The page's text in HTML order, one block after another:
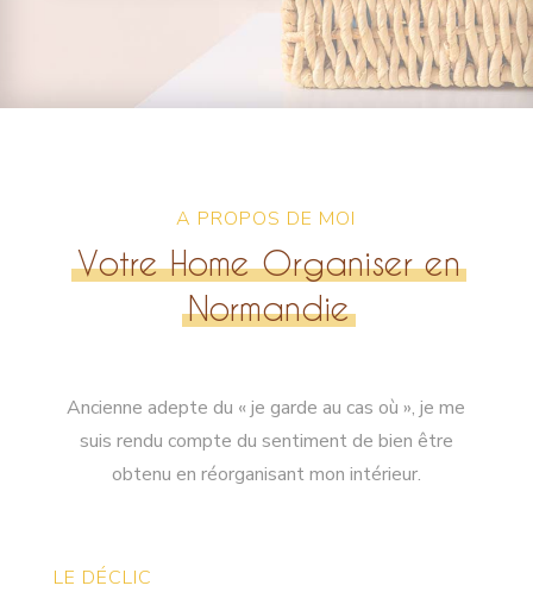
A PROPOS DE MOI
Votre Home Organiser en
Normandie
Ancienne adepte du « je garde au cas où », je me
suis rendu compte du sentiment de bien être
obtenu en réorganisant mon intérieur.
LE DÉCLIC